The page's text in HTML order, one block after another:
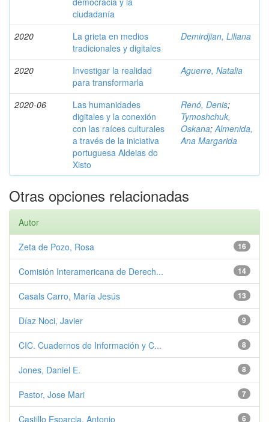
ciudadanía
2020
La grieta en medios
tradicionales y digitales
Demirdjian, Liliana
2020
Investigar la realidad
para transformarla
Aguerre, Natalia
2020-06
Las humanidades
digitales y la conexión
con las raíces culturales
a través de la iniciativa
portuguesa Aldeias do
Xisto
Renó, Denis;
Tymoshchuk,
Oskana;Almenida,
Ana Margarida
Otras opciones relacionadas
Autor
16
Zeta de Pozo, Rosa
14
Comisión Interamericana de Derech...
13
Casals Carro, María Jesús
9
Díaz Noci, Javier
8
CIC. Cuadernos de Información y C...
8
Jones, Daniel E.
7
Pastor, Jose Mari
6
Castillo Esparcia, Antonio